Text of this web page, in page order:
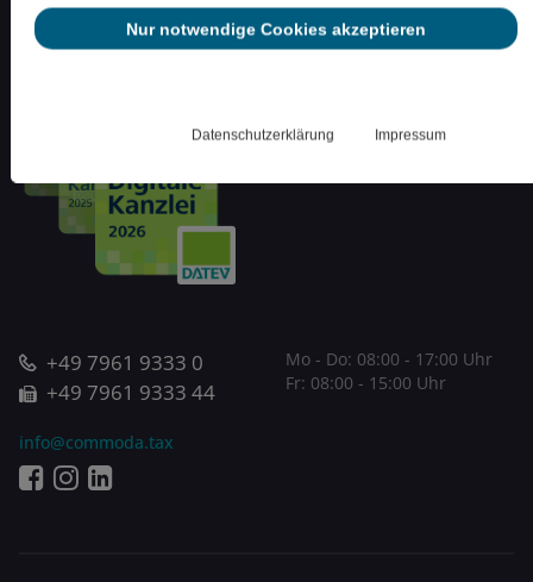
Nur notwendige Cookies akzeptieren
Datenschutzerklärung Impressum
Commoda GmbH & Co. KG Steuerberatungsgesellschaft
+49 7961 9333 0
+49 7961 9333 44
Mo - Do: 08:00 - 17:00 Uhr
Fr: 08:00 - 15:00 Uhr
info@commoda.tax